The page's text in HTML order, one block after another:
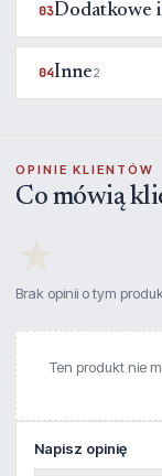
03Dodatkowe
04Inne2
OPINIE KLIENTÓW
Co mówią
Brak opinii o tym
Ten produkt nie
Napisz opinię